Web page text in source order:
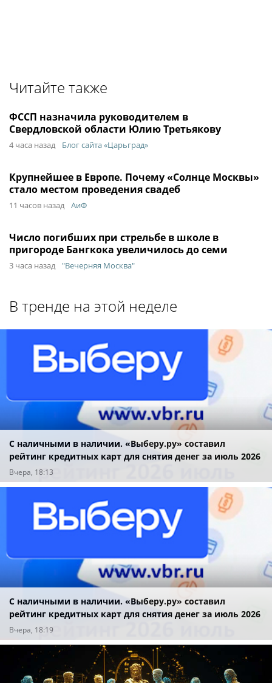
Читайте также
ФССП назначила руководителем в
Свердловской области Юлию Третьякову
4 часа назад Блог сайта «Царьград»
Крупнейшее в Европе. Почему «Солнце Москвы»
стало местом проведения свадеб
11 часов назад АиФ
Число погибших при стрельбе в школе в
пригороде Бангкока увеличилось до семи
3 часа назад "Вечерняя Москва"
В тренде на этой неделе
С наличными в наличии. «Выберу.ру» составил
рейтинг кредитных карт для снятия денег за июль 2026
года
Вчера, 18:13
С наличными в наличии. «Выберу.ру» составил
рейтинг кредитных карт для снятия денег за июль 2026
года
Вчера, 18:19